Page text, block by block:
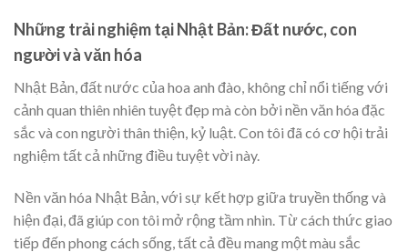
Những trải nghiệm tại Nhật Bản: Đất nước, con
người và văn hóa
Nhật Bản, đất nước của hoa anh đào, không chỉ nổi tiếng với
cảnh quan thiên nhiên tuyệt đẹp mà còn bởi nền văn hóa đặc
sắc và con người thân thiện, kỷ luật. Con tôi đã có cơ hội trải
nghiệm tất cả những điều tuyệt vời này.
Nền văn hóa Nhật Bản, với sự kết hợp giữa truyền thống và
hiện đại, đã giúp con tôi mở rộng tầm nhìn. Từ cách thức giao
tiếp đến phong cách sống, tất cả đều mang một màu sắc